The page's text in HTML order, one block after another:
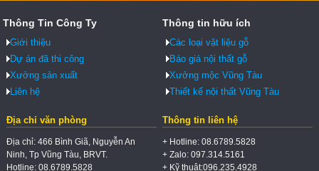
Thông Tin Công Ty
Giới thiệu
Dự án đã thi công
Xưởng sản xuất
Liên hệ
Thông tin hữu ích
Các loại vật liệu gỗ
Báo giá nội thất gỗ
Xưởng mộc Vũng Tàu
Thiết kế nội thất Vũng Tàu
Địa chỉ văn phòng
Địa chỉ: 466 Bình Giã, Nguyễn An
Ninh, Tp Vũng Tàu, BRVT.
Hotline: 08.6789.5828
Thông tin liên hệ
+ Hotline: 08.6789.5828
+ Zalo: 097.314.5161
+ Kỹ thuật:096.235.4928